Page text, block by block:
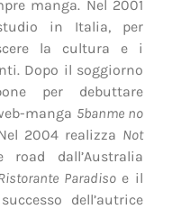
manga. Nel 2001
in Italia, per
la cultura e i
Dopo il soggiorno
per debuttare
manga 5banme no
2004 realizza Not
dall’Australia
Paradisoe il
dell’autrice